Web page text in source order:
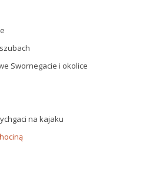
Swornegacie i okolice
na kajaku